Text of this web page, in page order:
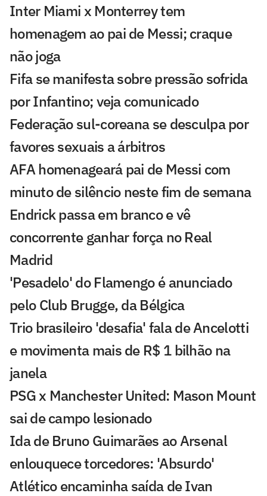
Inter Miami x Monterrey tem
homenagem ao pai de Messi; craque
não joga
Fifa se manifesta sobre pressão sofrida
por Infantino; veja comunicado
Federação sul-coreana se desculpa por
favores sexuais a árbitros
AFA homenageará pai de Messi com
minuto de silêncio neste fim de semana
Endrick passa em branco e vê
concorrente ganhar força no Real
Madrid
'Pesadelo' do Flamengo é anunciado
pelo Club Brugge, da Bélgica
Trio brasileiro 'desafia' fala de Ancelotti
e movimenta mais de R$ 1 bilhão na
janela
PSG x Manchester United: Mason Mount
sai de campo lesionado
Ida de Bruno Guimarães ao Arsenal
enlouquece torcedores: 'Absurdo'
Atlético encaminha saída de Ivan